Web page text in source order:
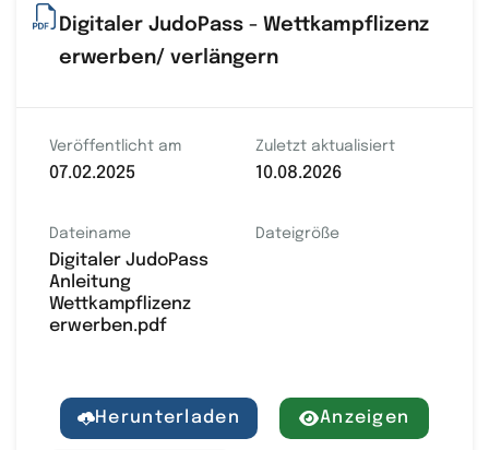
Digitaler JudoPass - Wettkampflizenz
erwerben/ verlängern
Veröffentlicht am
07.02.2025
Zuletzt aktualisiert
10.08.2026
Dateiname
Digitaler JudoPass
Anleitung
Wettkampflizenz
erwerben.pdf
Dateigröße
Herunterladen Anzeigen